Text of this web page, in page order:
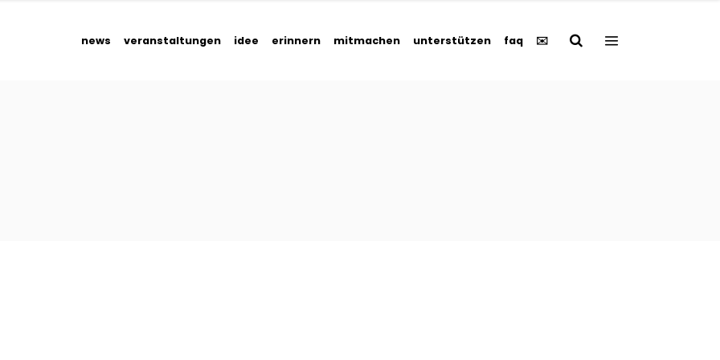
news veranstaltungen idee erinnern mitmachen unterstützen faq ✉️